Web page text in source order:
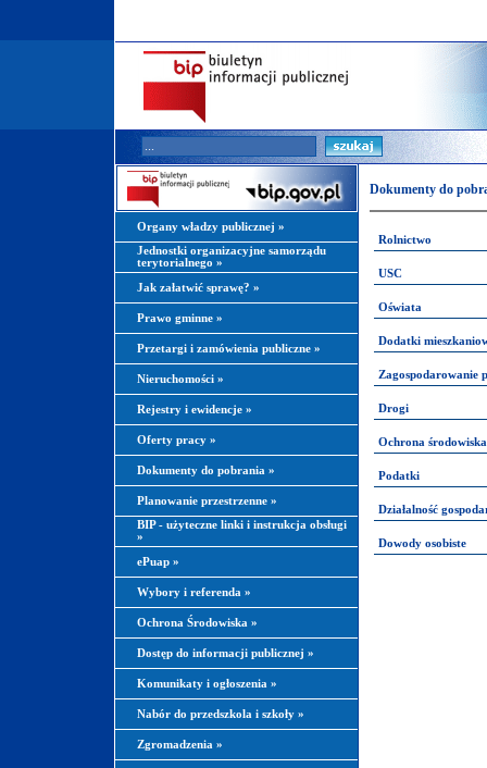
Organy władzy publicznej »
Jednostki organizacyjne samorządu
terytorialnego »
Jak załatwić sprawę? »
Prawo gminne »
Przetargi i zamówienia publiczne »
Nieruchomości »
Rejestry i ewidencje »
Oferty pracy »
Dokumenty do pobrania »
Planowanie przestrzenne »
BIP - użyteczne linki i instrukcja obsługi
»
ePuap »
Wybory i referenda »
Ochrona Środowiska »
Dostęp do informacji publicznej »
Komunikaty i ogłoszenia »
Nabór do przedszkola i szkoły »
Zgromadzenia »
Dokumenty do
Rolnictwo
USC
Oświata
Dodatki
Zagospodarowanie
Drogi
Ochrona środowiska
Podatki
Działalność
Dowody osobiste